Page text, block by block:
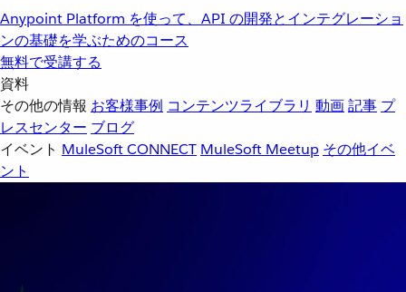
Anypoint Platform を使って、API の開発とインテグレーショ
ンの基礎を学ぶためのコース
無料で受講する
資料
その他の情報 お客様事例 コンテンツライブラリ 動画記事 プ
レスセンター ブログ
イベント MuleSoft CONNECT MuleSoft Meetup その他イベ
ント